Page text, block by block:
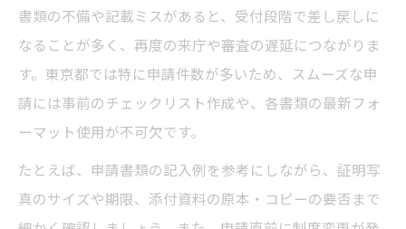
東京出入国在留管理局でのビザ申請受付方
法
オンラインでできるビザ申請の事前準備方
法
自分でできるビザ申請のポイントを解説
ビザ申請を自分で行う際の準備と注意点
東京都でのビザ申請に必要な書類一覧
書類の不備や記載ミスがあると、受付段階で差し戻しに
なることが多く、再度の来庁や審査の遅延につながりま
す。東京都では特に申請件数が多いため、スムーズな申
請には事前のチェックリスト作成や、各書類の最新フォ
ーマット使用が不可欠です。
たとえば、申請書類の記入例を参考にしながら、証明写
真のサイズや期限、添付資料の原本・コピーの要否まで